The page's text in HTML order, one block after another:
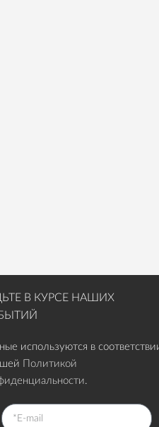
В КУРСЕ НАШИХ
используются в
Политикой
.